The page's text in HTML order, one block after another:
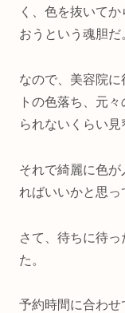
く、色を抜いて
おうという魂胆だ
なので、美容院
トの色落ち、元
られないくらい見
それで綺麗に色
ればいいかと思っ
さて、待ちに待
た。
予約時間に合わせ